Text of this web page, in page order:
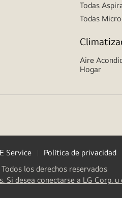
Todas
Todas
Aire
Hogar
Service Política de privacidad
los derechos reservados
Si desea conectarse a LG Corp.